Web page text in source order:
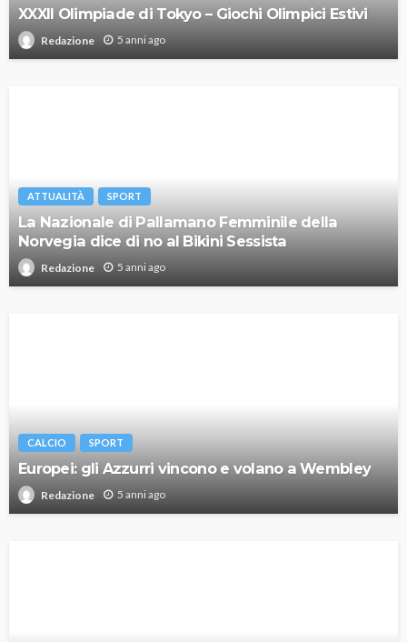
XXXII Olimpiade di Tokyo – Giochi Olimpici Estivi
Redazione 5 anni ago
ATTUALITÀ SPORT
La Nazionale di Pallamano Femminile della
Norvegia dice di no al Bikini Sessista
Redazione 5 anni ago
CALCIO SPORT
Europei: gli Azzurri vincono e volano a Wembley
Redazione 5 anni ago